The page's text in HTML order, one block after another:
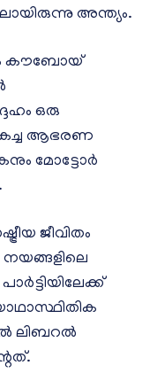
അന്ത്യം.
കൗബോയ്
ഒരു
ആഭരണ
മോട്ടോർ
ജീവിതം
നയങ്ങളിലെ
ലിബറൽ